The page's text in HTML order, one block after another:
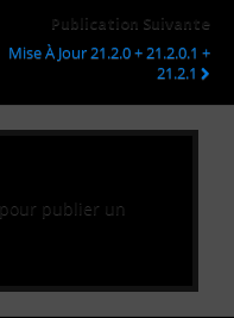
Publication Suivante
Mise À Jour 21.2.0 + 21.2.0.1 +
21.2.1
pour publier un